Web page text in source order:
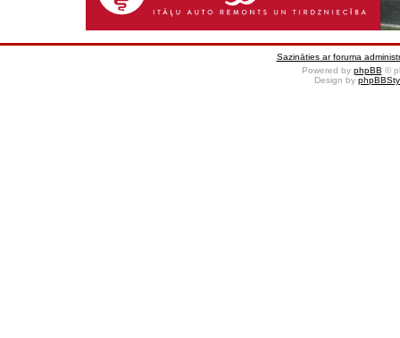
Sazināties ar foruma
Powered by phpBB ©
Design by